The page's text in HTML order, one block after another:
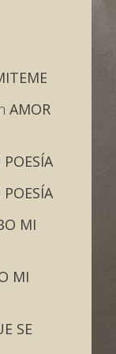
AMOR
POESÍA
POESÍA
MI
MI
SE